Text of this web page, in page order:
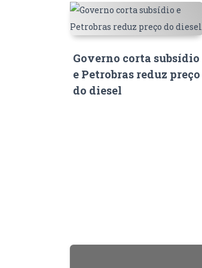
Governo corta subsídio
e Petrobras reduz preço
do diesel